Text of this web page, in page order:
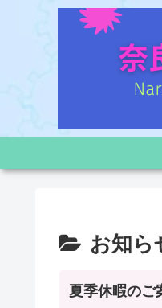
お知ら
夏季休暇のご